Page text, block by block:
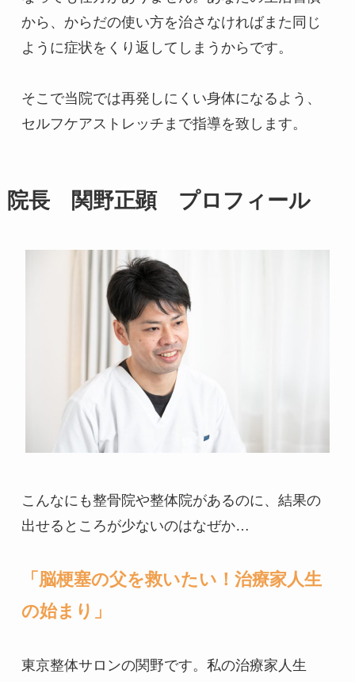
から、からだの使い方を治さなければまた同じ
ように症状をくり返してしまうからです。
そこで当院では再発しにくい身体になるよう、
院長 関野正顕 プロフィール
こんなにも整骨院や整体院があるのに、結果の
出せるところが少ないのはなぜか…
「脳梗塞の父を救いたい！治療家人生
の始まり」
東京整体サロンの関野です。私の治療家人生